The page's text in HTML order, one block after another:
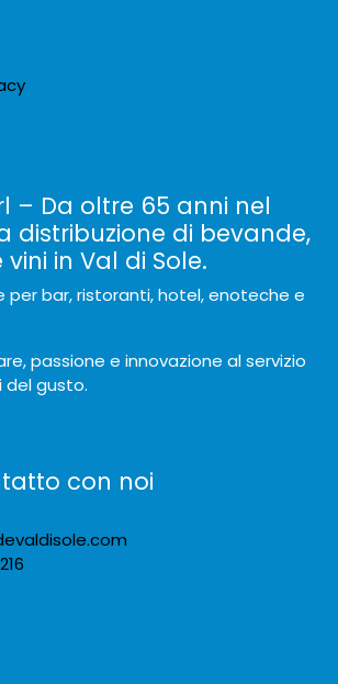
– Da oltre 65 anni nel
distribuzione di bevande,
in Val di Sole.
per bar, ristoranti, hotel, enoteche e
passione e innovazione al servizio
del gusto.
con noi